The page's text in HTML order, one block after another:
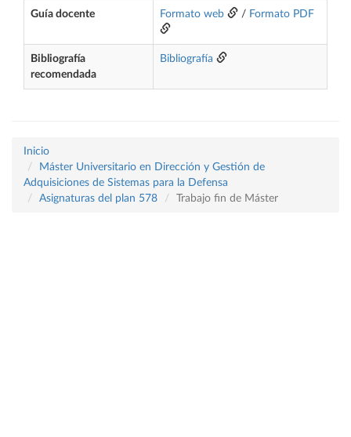
Guía docente Formato web / Formato PDF
Bibliografía
recomendada
Bibliografía
Inicio
Máster Universitario en Dirección y Gestión de
Adquisiciones de Sistemas para la Defensa
Asignaturas del plan 578
Trabajo fin de Máster